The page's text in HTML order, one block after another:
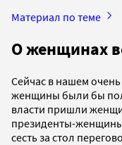
Материал по теме
О женщинах
Сейчас в нашем
женщины были бы
власти пришли
президенты-
сесть за стол